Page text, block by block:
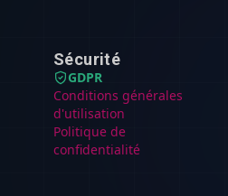
Sécurité
GDPR
Conditions générales
d'utilisation
Politique de
confidentialité